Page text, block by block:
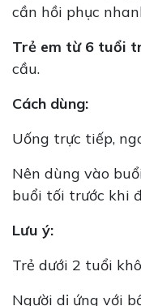
cần hồi phục
Trẻ em từ 6 tuổi
cầu.
Cách dùng:
Uống trực tiếp,
Nên dùng vào
buổi tối trước khi
Lưu ý:
Trẻ dưới 2 tuổi
Người dị ứng với